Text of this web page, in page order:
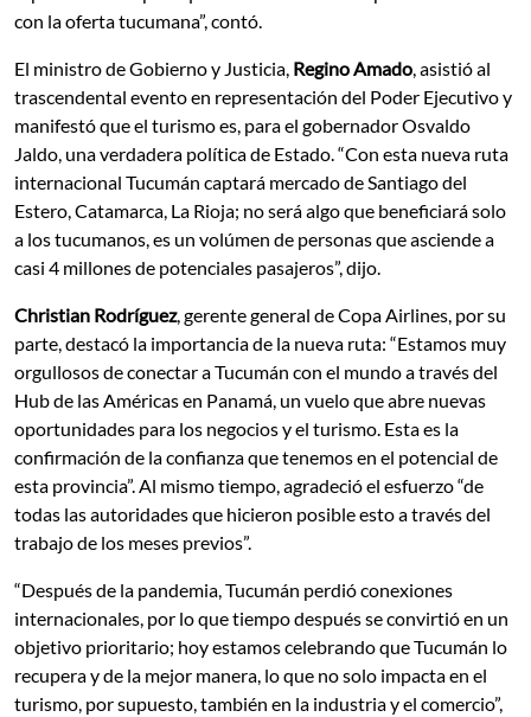
con la oferta tucumana”, contó.
El ministro de Gobierno y Justicia, Regino Amado , asistió al
trascendental evento en representación del Poder Ejecutivo y
manifestó que el turismo es, para el gobernador Osvaldo
Jaldo, una verdadera política de Estado. “Con esta nueva ruta
internacional Tucumán captará mercado de Santiago del
Estero, Catamarca, La Rioja; no será algo que beneficiará solo
a los tucumanos, es un volúmen de personas que asciende a
casi 4 millones de potenciales pasajeros”, dijo.
Christian Rodríguez, gerente general de Copa Airlines, por su
parte, destacó la importancia de la nueva ruta: “Estamos muy
orgullosos de conectar a Tucumán con el mundo a través del
Hub de las Américas en Panamá, un vuelo que abre nuevas
oportunidades para los negocios y el turismo. Esta es la
confirmación de la confianza que tenemos en el potencial de
esta provincia”. Al mismo tiempo, agradeció el esfuerzo “de
todas las autoridades que hicieron posible esto a través del
trabajo de los meses previos”.
“Después de la pandemia, Tucumán perdió conexiones
internacionales, por lo que tiempo después se convirtió en un
objetivo prioritario; hoy estamos celebrando que Tucumán lo
recupera y de la mejor manera, lo que no solo impacta en el
turismo, por supuesto, también en la industria y el comercio”,